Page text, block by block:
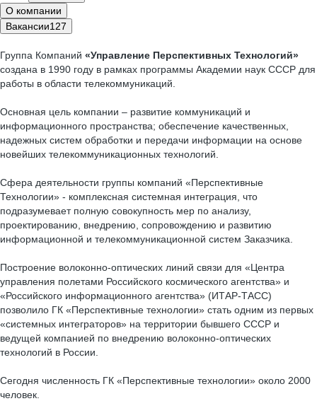
О компании
Вакансии127
Группа Компаний «Управление Перспективных Технологий»
создана в 1990 году в рамках программы Академии наук СССР для
работы в области телекоммуникаций.
Основная цель компании – развитие коммуникаций и
информационного пространства; обеспечение качественных,
надежных систем обработки и передачи информации на основе
новейших телекоммуникационных технологий.
Сфера деятельности группы компаний «Перспективные
Технологии» - комплексная системная интеграция, что
подразумевает полную совокупность мер по анализу,
проектированию, внедрению, сопровождению и развитию
информационной и телекоммуникационной систем Заказчика.
Построение волоконно-оптических линий связи для «Центра
управления полетами Российского космического агентства» и
«Российского информационного агентства» (ИТАР-ТАСС)
позволило ГК «Перспективные технологии» стать одним из первых
«системных интеграторов» на территории бывшего СССР и
ведущей компанией по внедрению волоконно-оптических
технологий в России.
Сегодня численность ГК «Перспективные технологии» около 2000
человек.